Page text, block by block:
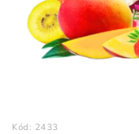
Kód: 2433